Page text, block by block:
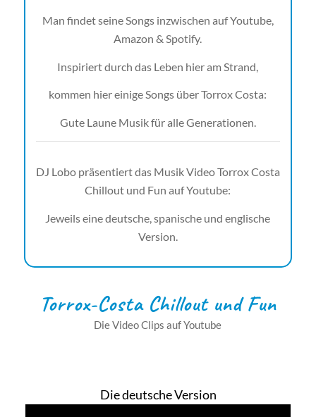
Man findet seine Songs inzwischen auf Youtube,
Amazon & Spotify.
Inspiriert durch das Leben hier am Strand,
kommen hier einige Songs über Torrox Costa:
Gute Laune Musik für alle Generationen.
DJ Lobo präsentiert das Musik Video Torrox Costa
Chillout und Fun auf Youtube:
Jeweils eine deutsche, spanische und englische
Version.
Torrox-Costa Chillout und Fun
Die Video Clips auf Youtube
Die deutsche Version